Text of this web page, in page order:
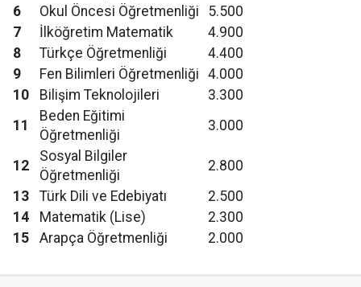
6
Okul Öncesi Öğretmenliği
5.500
7
İlköğretim Matematik
4.900
8
Türkçe Öğretmenliği
4.400
9
Fen Bilimleri Öğretmenliği 4.000
10
Bilişim Teknolojileri
3.300
11
Beden Eğitimi
Öğretmenliği
3.000
12
Sosyal Bilgiler
Öğretmenliği
2.800
13
Türk Dili ve Edebiyatı
2.500
14
Matematik (Lise)
2.300
15
Arapça Öğretmenliği 2.000